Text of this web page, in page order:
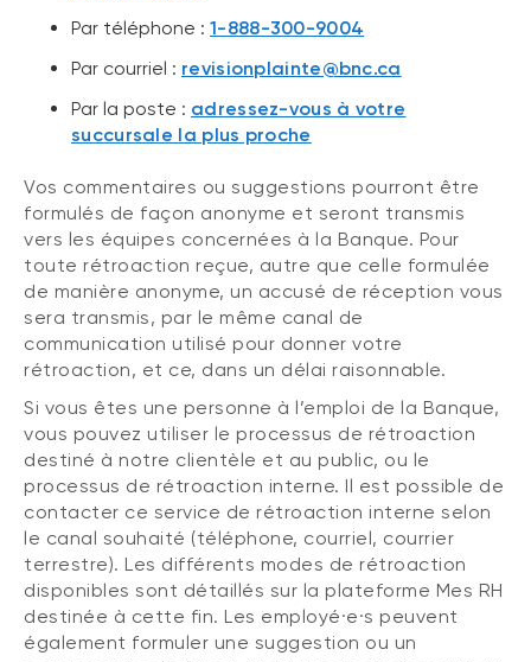
Par téléphone : 1-888-300-9004
Par courriel : revisionplainte@bnc.ca
Par la poste : adressez-vous à votre
succursale la plus proche
Vos commentaires ou suggestions pourront être
formulés de façon anonyme et seront transmis
vers les équipes concernées à la Banque. Pour
toute rétroaction reçue, autre que celle formulée
de manière anonyme, un accusé de réception vous
sera transmis, par le même canal de
communication utilisé pour donner votre
rétroaction, et ce, dans un délai raisonnable.
Si vous êtes une personne à l’emploi de la Banque,
vous pouvez utiliser le processus de rétroaction
destiné à notre clientèle et au public, ou le
processus de rétroaction interne. Il est possible de
contacter ce service de rétroaction interne selon
le canal souhaité (téléphone, courriel, courrier
terrestre). Les différents modes de rétroaction
disponibles sont détaillés sur la plateforme Mes RH
destinée à cette fin. Les employé·e·s peuvent
également formuler une suggestion ou un